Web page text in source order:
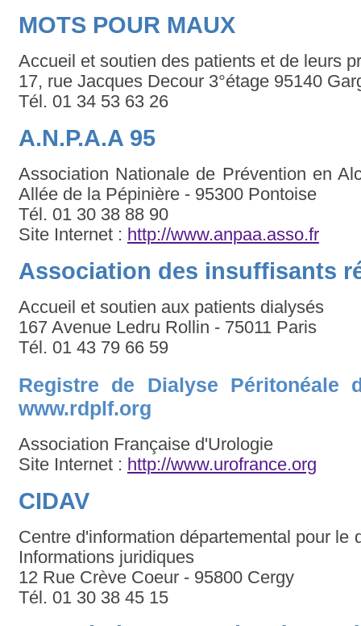
MOTS POUR MAUX
Accueil et soutien des patients et de leurs
17, rue Jacques Decour 3°étage 95140
Tél. 01 34 53 63 26
A.N.P.A.A 95
Association Nationale de Prévention en
Allée de la Pépinière - 95300 Pontoise
Tél. 01 30 38 88 90
Site Internet : http://www.anpaa.asso.fr
Association des insuffisants
Accueil et soutien aux patients dialysés
167 Avenue Ledru Rollin - 75011 Paris
Tél. 01 43 79 66 59
Registre de Dialyse Péritonéale
www.rdplf.org
Association Française d'Urologie
Site Internet : http://www.urofrance.org
CIDAV
Centre d'information départemental pour le
Informations juridiques
12 Rue Crève Coeur - 95800 Cergy
Tél. 01 30 38 45 15